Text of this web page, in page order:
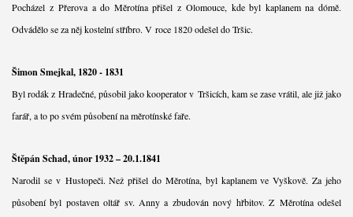
Pocházel z Přerova a do Měrotína přišel z Olomouce, kde byl kaplanem na dómě.
Odvádělo se za něj kostelní stříbro. V roce 1820 odešel do Tršic.
Šimon Smejkal, 1820 - 1831
Byl rodák z Hradečné, působil jako kooperator v Tršicích, kam se zase vrátil, ale již jako
farář, a to po svém působení na měrotínské faře.
Štěpán Schad, únor 1932 – 20.1.1841
Narodil se v Hustopeči. Než přišel do Měrotína, byl kaplanem ve Vyškově. Za jeho
působení byl postaven oltář sv. Anny a zbudován nový hřbitov. Z Měrotína odešel